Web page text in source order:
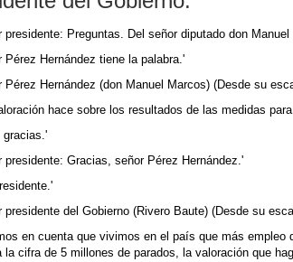
presidente: Preguntas. Del señor diputado don
Pérez Hernández tiene la palabra.'
Pérez Hernández (don Manuel Marcos) (Desde su
hace sobre los resultados de las medidas
gracias.'
presidente: Gracias, señor Pérez Hernández.'
presidente del Gobierno (Rivero Baute) (Desde su
en cuenta que vivimos en el país que más
la cifra de 5 millones de parados, la valoración que